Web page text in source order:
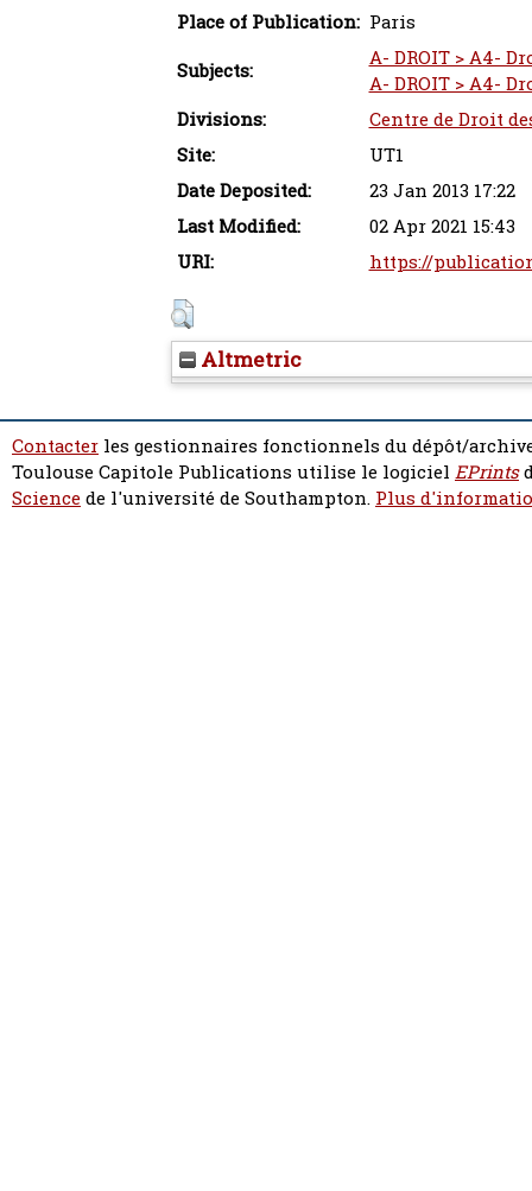
Place of Publication: Paris
Subjects:
A- DROIT > A4-
A- DROIT > A4-
Divisions:
Centre de Droit
Site:
UT1
Date Deposited:
23 Jan 2013 17:22
Last Modified:
02 Apr 2021 15:43
URI:
https://
Altmetric
Contacter les gestionnaires fonctionnels du dépôt/
Toulouse Capitole Publications utilise le logiciel EPrints
Sciencede l'université de Southampton. Plus